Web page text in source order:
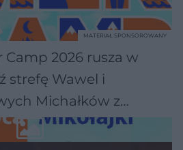
Camp 2026 rusza w
strefę Wawel i
Michałków z
MATERIAŁ SPONSOROWANY